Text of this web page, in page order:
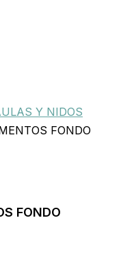
Y NIDOS
FONDO
FONDO